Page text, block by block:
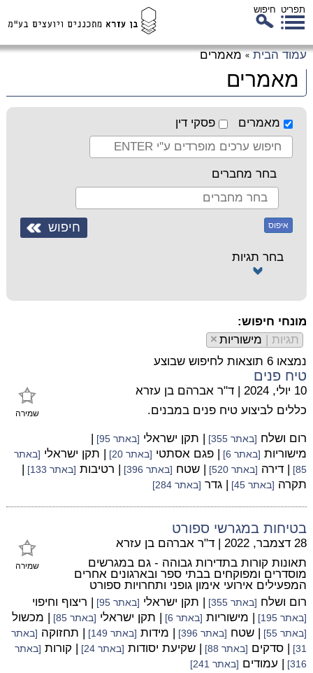
תפריט חיפוש
עמוד הבית » מאמרים
מאמרים
מאמרים פסקי דין
בחר מחברים
איפוס
בחר תגיות
מונחי חיפוש:
תגיות | מישוריות ×
נמצאו 6 תוצאות לחיפוש שבוצע
טיח פנים
שמירה
10 יולי, 2024 | ד"ר אברהם בן עזרא
כללים לביצוע טיח פנים במבנים.
רום ושלח [באתר 355] | תקן ישראלי [באתר 95]
|
מישוריות [באתר 6] | פגם אסתטי [באתר 20] | תקן ישראלי [באתר
85]
| דירה [באתר 520] | שטח [באתר 396] | רטיבות [באתר 133]
|
תקרה [באתר 45] | גדר [באתר 284]
בטיחות במגרשי ספורט
שמירה
28 דצמבר, 2022 | ד"ר אברהם בן עזרא
תאונות קורות בתדירות גבוהה - גם במגרשים
מוסדרים ומפוקחים בבתי ספר ובארגונים אחרים
המפעילים אירועי אימון גופני ותחרויות ספורט
רום ושלח [באתר 355] | תקן ישראלי [באתר 95] | ריצוף וחיפוי
[באתר 195] | מישוריות [באתר 6] | תקן ישראלי [באתר 85] | מכשול
[באתר 55] | שטח [באתר 396] | מידות [באתר 149] | תחזוקה [באתר
31]
| סדקים [באתר 88] | שקיעת יסודות [באתר 24] | קורות [באתר
316]
| עמודים [באתר 241]